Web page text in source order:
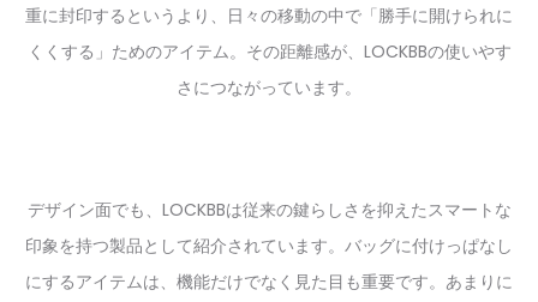
重に封印するというより、日々の移動の中で「勝手に開けられに
くくする」ためのアイテム。その距離感が、LOCKBBの使いやす
さにつながっています。
デザイン面でも、LOCKBBは従来の鍵らしさを抑えたスマートな
印象を持つ製品として紹介されています。バッグに付けっぱなし
にするアイテムは、機能だけでなく見た目も重要です。あまりに